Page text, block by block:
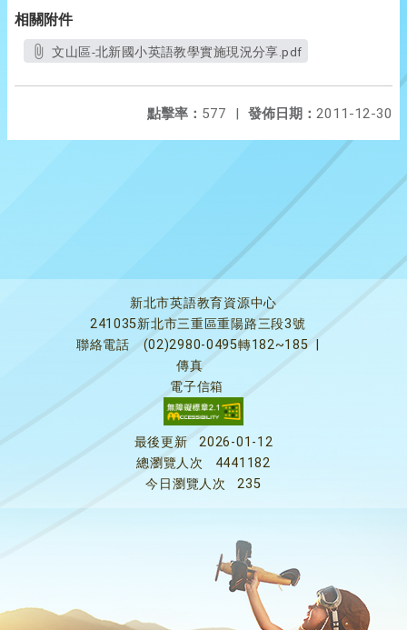
相關附件
文山區-北新國小英語教學實施現況分享.pdf
發佈日期： 2011-12-30
點擊率： 577 |
新北市英語教育資源中心
241035新北市三重區重陽路三段3號
聯絡電話
(02)2980-0495轉182~185
傳真
電子信箱
最後更新
2026-01-12
總瀏覽人次
4441182
今日瀏覽人次
235